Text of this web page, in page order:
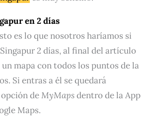
en 2 días
es lo que nosotros haríamos si
2 días, al final del artículo
mapa con todos los puntos de la
Si entras a él se quedará
deMyMapsdentro de la App
Maps.